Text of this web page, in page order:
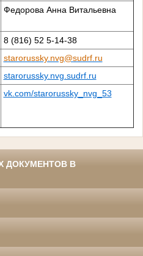
Федорова Анна Витальевна
8 (816) 52 5-14-38
starorussky.nvg@sudrf.ru
starorussky.nvg.sudrf.ru
vk.com/starorussky_nvg_53
ДОКУМЕНТОВ В